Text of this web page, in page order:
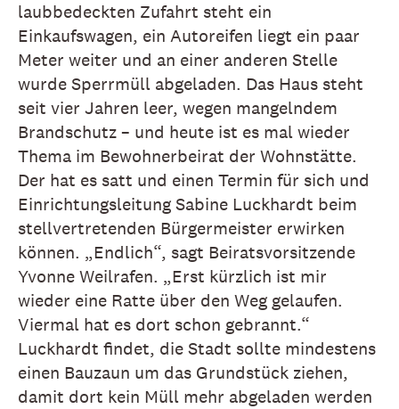
laubbedeckten Zufahrt steht ein
Einkaufswagen, ein Autoreifen liegt ein paar
Meter weiter und an einer anderen Stelle
wurde Sperrmüll abgeladen. Das Haus steht
seit vier Jahren leer, wegen mangelndem
Brandschutz – und heute ist es mal wieder
Thema im Bewohnerbeirat der Wohnstätte.
Der hat es satt und einen Termin für sich und
Einrichtungsleitung Sabine Luckhardt beim
stellvertretenden Bürgermeister erwirken
können. „Endlich“, sagt Beiratsvorsitzende
Yvonne Weilrafen. „Erst kürzlich ist mir
wieder eine Ratte über den Weg gelaufen.
Viermal hat es dort schon gebrannt.“
Luckhardt findet, die Stadt sollte mindestens
einen Bauzaun um das Grundstück ziehen,
damit dort kein Müll mehr abgeladen werden